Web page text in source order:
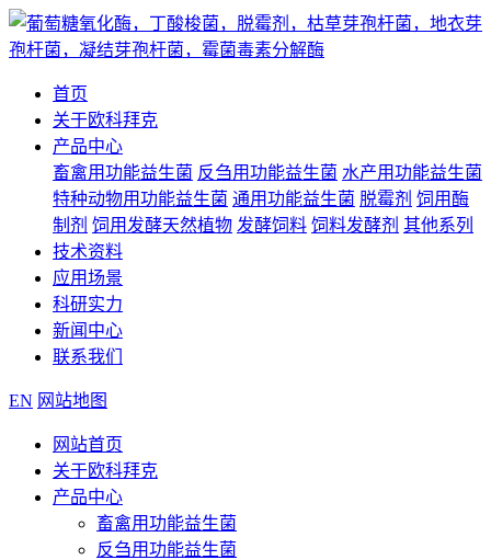
首页
关于欧科拜克
产品中心
畜禽用功能益生菌 反刍用功能益生菌 水产用功能益生菌
特种动物用功能益生菌 通用功能益生菌 脱霉剂 饲用酶
制剂 饲用发酵天然植物 发酵饲料 饲料发酵剂 其他系列
技术资料
应用场景
科研实力
新闻中心
联系我们
EN 网站地图
网站首页
关于欧科拜克
产品中心
畜禽用功能益生菌
反刍用功能益生菌